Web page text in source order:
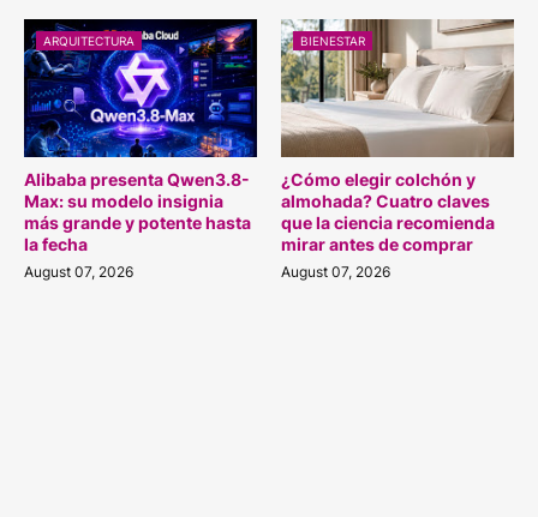
ARQUITECTURA
Alibaba presenta Qwen3.8-
Max: su modelo insignia
más grande y potente hasta
la fecha
August 07, 2026
BIENESTAR
¿Cómo elegir colchón y
almohada? Cuatro claves
que la ciencia recomienda
mirar antes de comprar
August 07, 2026